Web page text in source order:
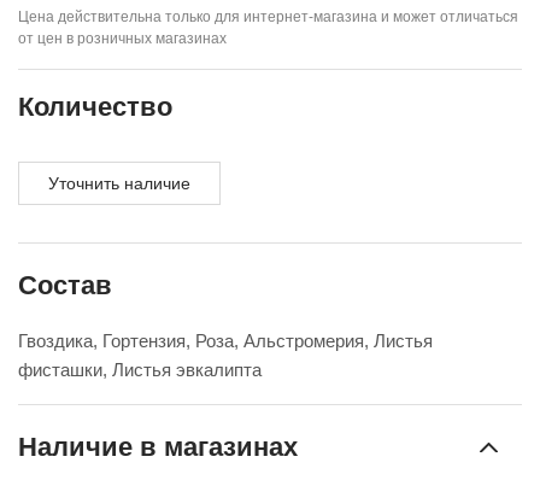
Цена действительна только для интернет-магазина и может отличаться
от цен в розничных магазинах
Количество
Уточнить наличие
Состав
Гвоздика, Гортензия, Роза, Альстромерия, Листья
фисташки, Листья эвкалипта
Наличие в магазинах